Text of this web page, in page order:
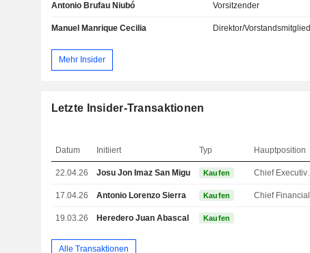
Antonio Brufau Niubó Vorsitzender
Manuel Manrique Cecilia Direktor/Vorstandsmitglied
Mehr Insider
Letzte Insider-Transaktionen
Datum Initiiert Typ Hauptposition
22.04.26 Josu Jon Imaz San Miguel Kaufen
17.04.26 Antonio Lorenzo Sierra Kaufen
19.03.26 Heredero Juan Abascal Kaufen
Alle Transaktionen